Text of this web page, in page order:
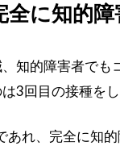
に知的障
知的障害者で
3回目の接種を
あれ、完全に知